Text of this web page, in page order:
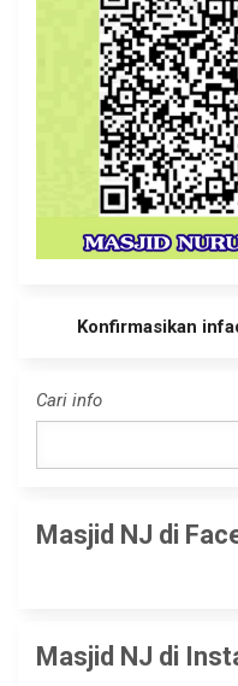
Konfirmasikan
Cari info
Masjid NJ di
Masjid NJ di